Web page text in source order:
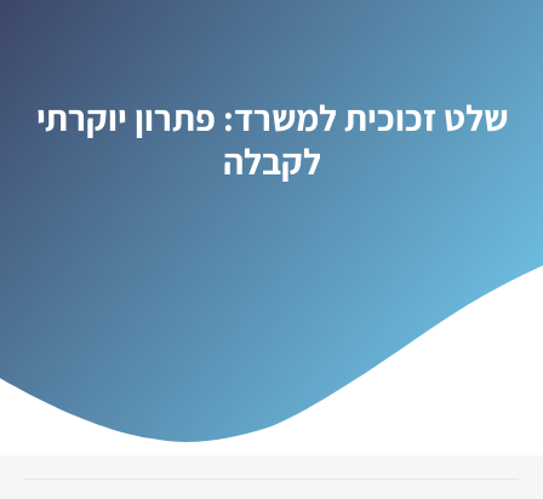
שלט זכוכית למשרד: פתרון יוקרתי
לקבלה